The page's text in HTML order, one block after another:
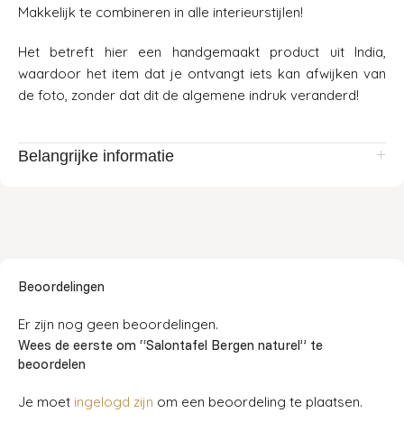
Makkelijk te combineren in alle interieurstijlen!
Het betreft hier een handgemaakt product uit India,
waardoor het item dat je ontvangt iets kan afwijken van
de foto, zonder dat dit de algemene indruk veranderd!
Belangrijke informatie
Beoordelingen
Er zijn nog geen beoordelingen.
Wees de eerste om “Salontafel Bergen naturel” te
beoordelen
Je moet ingelogd zijn om een beoordeling te plaatsen.